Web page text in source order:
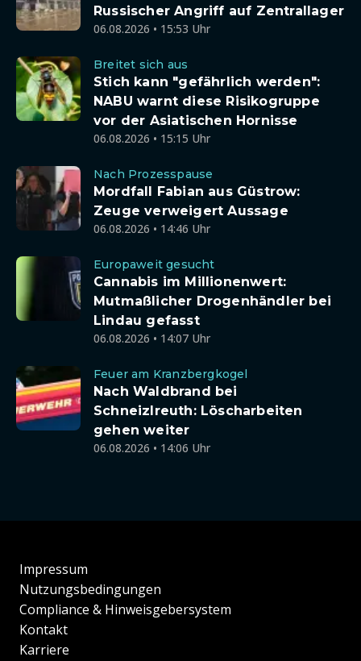
Russischer Angriff auf Zentrallager
06.08.2026 • 15:53 Uhr
Breitet sich aus
Stich kann "gefährlich werden":
NABU warnt diese Risikogruppe
vor der Asiatischen Hornisse
06.08.2026 • 15:15 Uhr
Nach Prozesspause
Mordfall Fabian aus Güstrow:
Zeuge verweigert Aussage
06.08.2026 • 14:46 Uhr
Europaweit gesucht
Cannabis im Millionenwert:
Mutmaßlicher Drogenhändler bei
Lindau gefasst
06.08.2026 • 14:07 Uhr
Feuer am Kranzbergkogel
Nach Waldbrand bei
Schneizlreuth: Löscharbeiten
gehen weiter
06.08.2026 • 14:06 Uhr
Impressum
Nutzungsbedingungen
Compliance & Hinweisgebersystem
Kontakt
Karriere